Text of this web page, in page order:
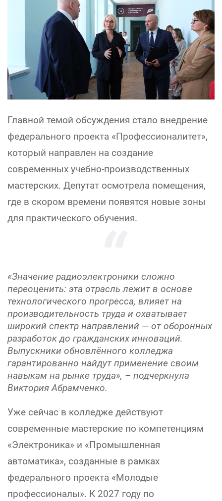
Главной темой обсуждения стало внедрение
федерального проекта «Профессионалитет»,
который направлен на создание
современных учебно-производственных
мастерских. Депутат осмотрела помещения,
где в скором времени появятся новые зоны
для практического обучения.
«Значение радиоэлектроники сложно
переоценить: эта отрасль лежит в основе
технологического прогресса, влияет на
производительность труда и охватывает
широкий спектр направлений — от оборонных
разработок до гражданских инноваций.
Выпускники обновлённого колледжа
гарантированно найдут применение своим
навыкам на рынке труда», – подчеркнула
Виктория Абрамченко.
Уже сейчас в колледже действуют
современные мастерские по компетенциям
«Электроника» и «Промышленная
автоматика», созданные в рамках
федерального проекта «Молодые
профессионалы». К 2027 году по